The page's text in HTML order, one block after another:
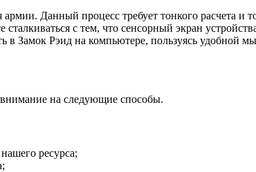
Данный процесс требует тонкого расчета и
сталкиваться с тем, что сенсорный экран
в Замок Рэид на компьютере, пользуясь
внимание на следующие способы.
ресурса;